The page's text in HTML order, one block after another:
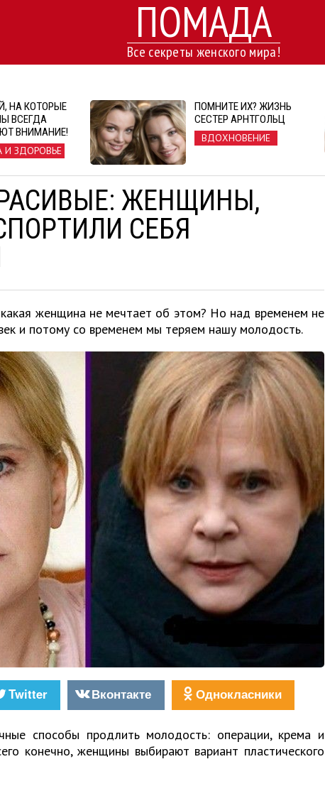
ПОМАДА
Все секреты женского мира!
НА КОТОРЫЕ
ВСЕГДА
ВНИМАНИЕ!
И ЗДОРОВЬЕ
ПОМНИТЕ ИХ? ЖИЗНЬ
СЕСТЕР АРНТГОЛЬЦ
ВДОХНОВЕНИЕ
ЖЕНЩИНЫ,
СЕБЯ
женщина не мечтает об этом? Но над временем не
и потому со временем мы теряем нашу молодость.
Twitter Вконтакте Однокласники
способы продлить молодость: операции, крема и
конечно, женщины выбирают вариант пластического